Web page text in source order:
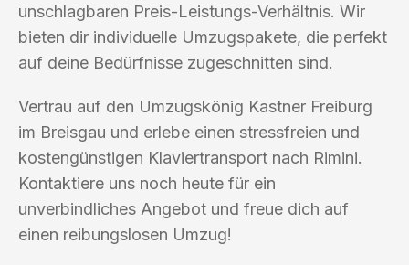
unschlagbaren Preis-Leistungs-Verhältnis. Wir
bieten dir individuelle Umzugspakete, die perfekt
auf deine Bedürfnisse zugeschnitten sind.
Vertrau auf den Umzugskönig Kastner Freiburg
im Breisgau und erlebe einen stressfreien und
kostengünstigen Klaviertransport nach Rimini.
Kontaktiere uns noch heute für ein
unverbindliches Angebot und freue dich auf
einen reibungslosen Umzug!